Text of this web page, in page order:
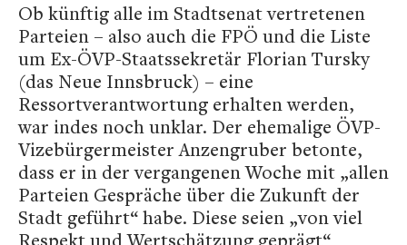
Ob künftig alle im Stadtsenat vertretenen
Parteien – also auch die FPÖ und die Liste
um Ex-ÖVP-Staatssekretär Florian Tursky
(das Neue Innsbruck) – eine
Ressortverantwortung erhalten werden,
war indes noch unklar. Der ehemalige ÖVP-
Vizebürgermeister Anzengruber betonte,
dass er in der vergangenen Woche mit „allen
Parteien Gespräche über die Zukunft der
Stadt geführt“ habe. Diese seien „von viel
Respekt und Wertschätzung geprägt“